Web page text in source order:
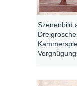
Szenenbild